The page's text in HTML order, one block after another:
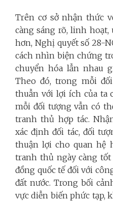
Trên cơ sở nhận thức
càng sáng rõ, linh hoạt,
hơn, Nghị quyết số 28-
cách nhìn biện chứng
chuyển hóa lẫn nhau
Theo đó, trong mỗi
thuẫn với lợi ích của ta
mỗi đối tượng vẫn có
tranh thủ hợp tác.
xác định đối tác, đối
thuận lợi cho quan hệ
tranh thủ ngày càng
đồng quốc tế đối với
đất nước. Trong bối
vực diễn biến phức tạp,